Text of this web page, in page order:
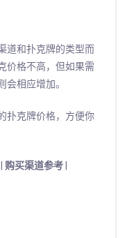
道和扑克牌的类型而
价格不高，但如果需
相应增加。
扑克牌价格，方便你
|购买渠道参考|